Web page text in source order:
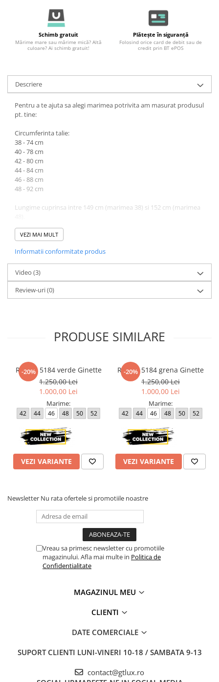
Schimb gratuit
Mărime mare sau mărime mică? Altă
culoare? Ai schimb gratuit!
Plătește în siguranță
Folosind orice card de debit sau de
credit prin BT ePOS
Descriere
Pentru a te ajuta sa alegi marimea potrivita am masurat produsul
pt. tine:
Circumferinta talie:
38 - 74 cm
40 - 78 cm
42 - 80 cm
44 - 84 cm
46 - 88 cm
48 - 92 cm
Lungime cuprinsa intre 149 cm (marimea 38) si 152 cm (marimea
Atentie! Nuanta produsului poate diferi usor, in functie de
VEZI MAI MULT
Informatii conformitate produs
Video (3)
Review-uri(0)
PRODUSE SIMILARE
-20%
Rochie 5184 verde Ginette
1.250,00 Lei
1.000,00 Lei
Marime:
42 44 46 48 50 52
VEZI VARIANTE
-20%
Rochie 5184 grena Ginette
1.250,00 Lei
1.000,00 Lei
Marime:
42 44 46 48 50 52
VEZI VARIANTE
Newsletter Nu rata ofertele si promotiile noastre
Vreau sa primesc newsletter cu promotiile
magazinului. Afla mai multe in Politica de
Confidentialitate
MAGAZINUL MEU
CLIENTI
DATE COMERCIALE
SUPORT CLIENTI LUNI-VINERI 10-18 / SAMBATA 9-13
contact@gtlux.ro